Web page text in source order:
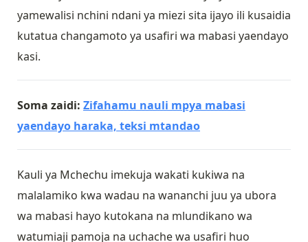
yamewalisi nchini ndani ya miezi sita ijayo ili kusaidia
kutatua changamoto ya usafiri wa mabasi yaendayo
kasi.
Soma zaidi: Zifahamu nauli mpya mabasi
yaendayo haraka, teksi mtandao
Kauli ya Mchechu imekuja wakati kukiwa na
malalamiko kwa wadau na wananchi juu ya ubora
wa mabasi hayo kutokana na mlundikano wa
watumiaji pamoja na uchache wa usafiri huo